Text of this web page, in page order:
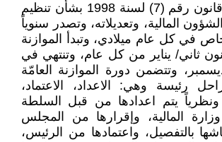
وتنّظم من خلال قانون رقم (7) لسنة 1998 بشأن تنظيم
المالية، وتعديلاته، وتصدر سنوياً
في كل عام ميلادي، وتبدأ الموازنة
في 1 كانون ثاني/ يناير من كل عام، وتنتهي في
وتتضمن دورة الموازنة العامّة
رئيسة وهي: الاعداد، الاعتماد،
ونظرياً يتم اعدادها من قبل السلطة
وزارة المالية، وإقرارها من المجلس
بالتفصيل، واعتمادها من الرئيس،